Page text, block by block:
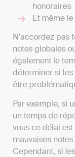
honoraires
Et même
N'accordez pas
notes globales
également le
déterminer si
être
Par exemple, si
un temps de
vous ce délai
mauvaises
Cependant, si